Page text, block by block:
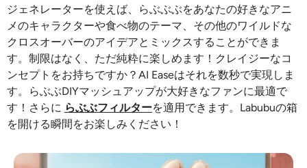
ジェネレーターを使えば、らぶぶぶをあなたの好きなアニ
メのキャラクターや食べ物のテーマ、その他のワイルドな
クロスオーバーのアイデアとミックスすることができま
す。制限はなく、ただ純粋に楽しめます！クレイジーなコ
ンセプトをお持ちですか？AI Easeはそれを数秒で実現しま
す。らぶぶDIYマッシュアップが大好きなファンに最適で
す！さらに らぶぶフィルターを適用できます。Labubuの箱
を開ける瞬間をお楽しみください！